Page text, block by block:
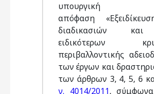
υπουργική
απόφαση
διαδικασιών
ειδικότερων
περιβαλλοντικής
των έργων και
των άρθρων 3, 4, 5, 6
ν. 4014/2011,